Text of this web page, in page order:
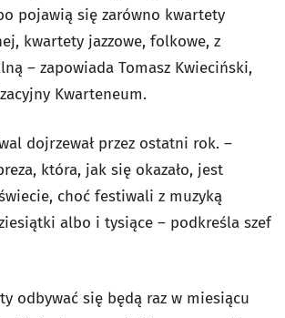
pojawią się zarówno kwartety
kwartety jazzowe, folkowe, z
– zapowiada Tomasz Kwieciński,
Kwarteneum.
dojrzewał przez ostatni rok. –
która, jak się okazało, jest
choć festiwali z muzyką
albo i tysiące – podkreśla szef
odbywać się będą raz w miesiącu